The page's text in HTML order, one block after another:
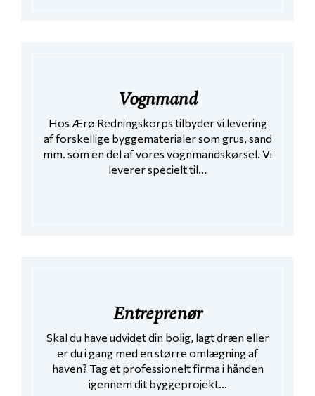
Vognmand
Hos Ærø Redningskorps tilbyder vi levering
af forskellige byggematerialer som grus, sand
mm. som en del af vores vognmandskørsel. Vi
leverer specielt til...
Entreprenør
Skal du have udvidet din bolig, lagt dræn eller
er du i gang med en større omlægning af
haven? Tag et professionelt firma i hånden
igennem dit byggeprojekt...